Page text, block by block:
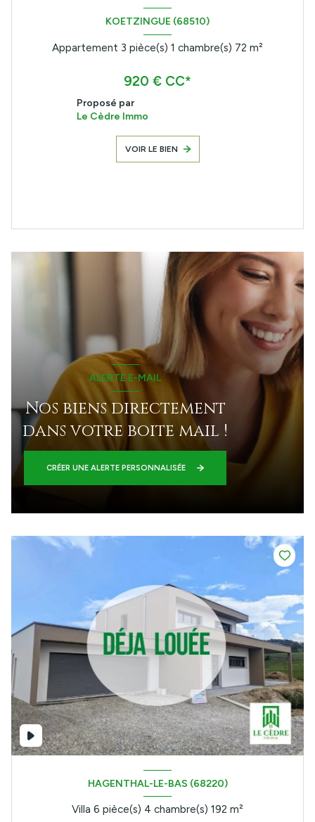
KOETZINGUE (68510)
Appartement 3 pièce(s) 1 chambre(s) 72 m²
920 € CC*
Proposé par
Le Cèdre Immo
VOIR LE BIEN
ALERTE E-MAIL
Nos biens directement
dans votre boite mail !
CRÉER UNE ALERTE PERSONNALISÉE
HAGENTHAL-LE-BAS (68220)
Villa 6 pièce(s) 4 chambre(s) 192 m²